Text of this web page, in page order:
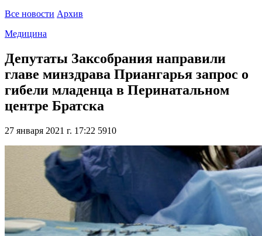
Все новости Архив
Медицина
Депутаты Заксобрания направили
главе минздрава Приангарья запрос о
гибели младенца в Перинатальном
центре Братска
27 января 2021 г. 17:22 5910